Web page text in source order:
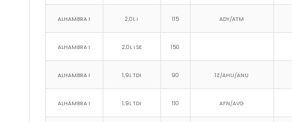
ALHAMBRA I 2,0L i 115 ADY/ATM
ALHAMBRA I 2,0L i SE 150
ALHAMBRA I 1,9L TDI 90 1Z/AHU/ANU
ALHAMBRA I 1,9L TDI 110 AFN/AVG